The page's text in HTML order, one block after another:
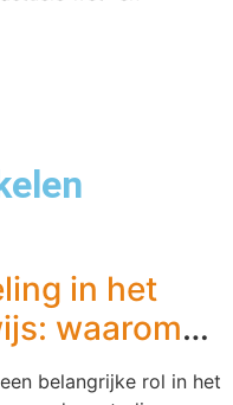
in het
waarom
rol?
belangrijke rol in het